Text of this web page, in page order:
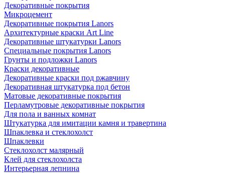
Декоративные покрытия
Микроцемент
Декоративные покрытия Lanors
Архитектурные краски Art Line
Декоративные штукатурки Lanors
Специальные покрытия Lanors
Грунты и подложки Lanors
Краски декоративные
Декоративные краски под ржавчину
Декоративная штукатурка под бетон
Матовые декоративные покрытия
Перламутровые декоративные покрытия
Для пола и ванных комнат
Штукатурка для имитации камня и травертина
Шпаклевка и стеклохолст
Шпаклевки
Стеклохолст малярный
Клей для стеклохолста
Интерьерная лепнина